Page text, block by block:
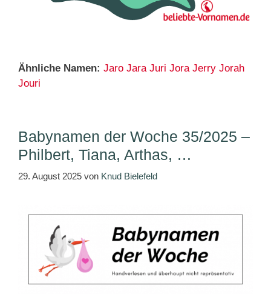
Ähnliche Namen: Jaro Jara Juri Jora Jerry Jorah
Jouri
Babynamen der Woche 35/2025 –
Philbert, Tiana, Arthas, …
29. August 2025 von Knud Bielefeld